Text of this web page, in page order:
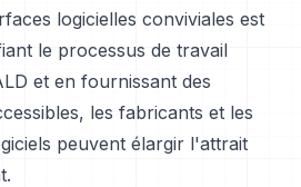
logicielles conviviales est
le processus de travail
et en fournissant des
les fabricants et les
peuvent élargir l'attrait